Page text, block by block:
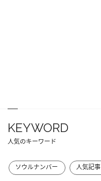
KEYWORD
人気のキーワード
ソウルナンバー 人気記事